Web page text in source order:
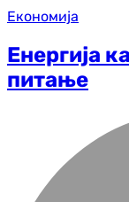
Економија
Енергија
питање